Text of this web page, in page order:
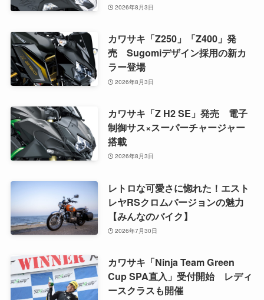
2026年8月3日
カワサキ「Z250」「Z400」発
売 Sugomiデザイン採用の新カ
ラー登場
2026年8月3日
カワサキ「Z H2 SE」発売 電子
制御サス×スーパーチャージャー
搭載
2026年8月3日
レトロな可愛さに惚れた！エスト
レヤRSクロムバージョンの魅力
【みんなのバイク】
2026年7月30日
カワサキ「Ninja Team Green
Cup SPA直入」受付開始 レディ
ースクラスも開催